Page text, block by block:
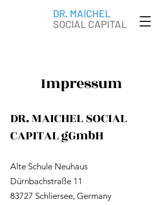
DR. MAICHEL
SOCIAL CAPITAL
Impressum
DR. MAICHEL SOCIAL
CAPITAL gGmbH
Alte Schule Neuhaus
Dürnbachstraße 11
83727 Schliersee, Germany